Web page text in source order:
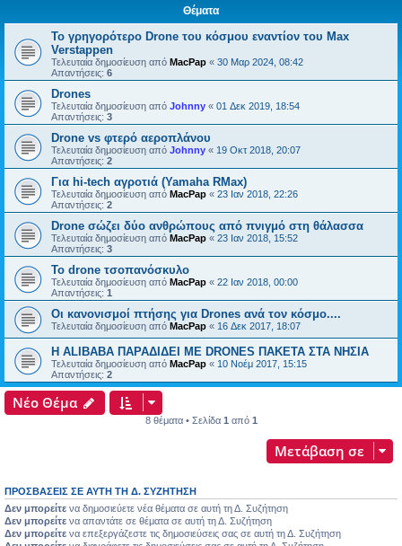
Θέματα
Το γρηγορότερο Drone του κόσμου εναντίον του Max
Verstappen
Τελευταία δημοσίευση από MacPap « 30 Μαρ 2024, 08:42
Απαντήσεις: 6
Drones
Τελευταία δημοσίευση από Johnny « 01 Δεκ 2019, 18:54
Απαντήσεις: 3
Drone vs φτερό αεροπλάνου
Τελευταία δημοσίευση από Johnny « 19 Οκτ 2018, 20:07
Απαντήσεις: 2
Για hi-tech αγροτιά (Yamaha RMax)
Τελευταία δημοσίευση από MacPap « 23 Ιαν 2018, 22:26
Απαντήσεις: 2
Drone σώζει δύο ανθρώπους από πνιγμό στη θάλασσα
Τελευταία δημοσίευση από MacPap « 23 Ιαν 2018, 15:52
Απαντήσεις: 3
Το drone τσοπανόσκυλο
Τελευταία δημοσίευση από MacPap « 22 Ιαν 2018, 00:00
Απαντήσεις: 1
Οι κανονισμοί πτήσης για Drones ανά τον κόσμο....
Τελευταία δημοσίευση από MacPap « 16 Δεκ 2017, 18:07
H ALIBABA ΠΑΡΑΔΙΔΕΙ ΜΕ DRONES ΠΑΚΕΤΑ ΣΤΑ ΝΗΣΙΑ
Τελευταία δημοσίευση από MacPap « 10 Νοέμ 2017, 15:15
Απαντήσεις: 2
Νέο Θέμα
8 θέματα • Σελίδα 1 από 1
Μετάβαση σε
ΠΡΟΣΒΆΣΕΙΣ ΣΕ ΑΥΤΉ ΤΗ Δ. ΣΥΖΉΤΗΣΗ
Δεν μπορείτε να δημοσιεύετε νέα θέματα σε αυτή τη Δ. Συζήτηση
Δεν μπορείτε να απαντάτε σε θέματα σε αυτή τη Δ. Συζήτηση
Δεν μπορείτε να επεξεργάζεστε τις δημοσιεύσεις σας σε αυτή τη Δ. Συζήτηση